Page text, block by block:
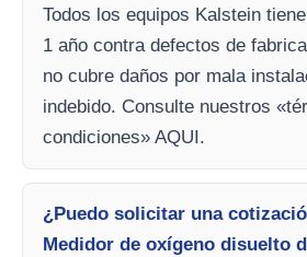
Todos los equipos Kalstein
1 año contra defectos de
no cubre daños por mala
indebido. Consulte nuestros
condiciones» AQUI.
¿Puedo solicitar una
Medidor de oxígeno disuelto